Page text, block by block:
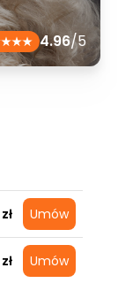
4.96/5
Umów
Umów